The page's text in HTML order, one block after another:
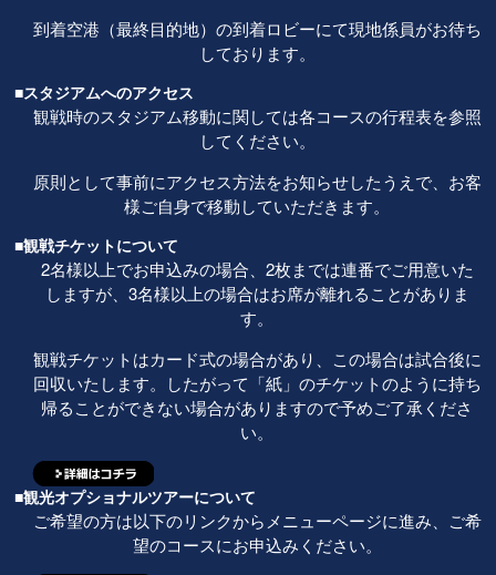
到着空港（最終目的地）の到着ロビーにて現地係員がお待ち
しております。
■スタジアムへのアクセス
観戦時のスタジアム移動に関しては各コースの行程表を参照
してください。
原則として事前にアクセス方法をお知らせしたうえで、お客
様ご自身で移動していただきます。
■観戦チケットについて
2名様以上でお申込みの場合、2枚までは連番でご用意いた
しますが、3名様以上の場合はお席が離れることがありま
す。
観戦チケットはカード式の場合があり、この場合は試合後に
回収いたします。したがって「紙」のチケットのように持ち
帰ることができない場合がありますので予めご了承くださ
い。
■観光オプショナルツアーについて
ご希望の方は以下のリンクからメニューページに進み、ご希
望のコースにお申込みください。